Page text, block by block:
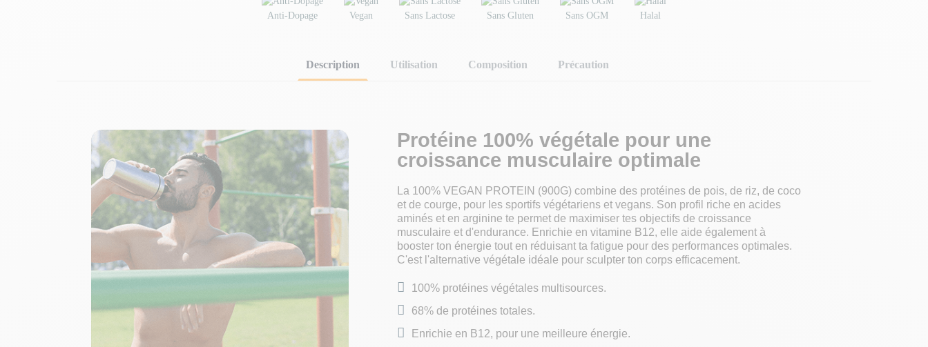
Anti-Dopage Vegan Sans Lactose Sans Gluten Sans OGM Halal
Description Utilisation Composition Précaution
Protéine 100% végétale pour une
croissance musculaire optimale
La 100% VEGAN PROTEIN (900G) combine des protéines de pois, de riz, de coco
et de courge, pour les sportifs végétariens et vegans. Son profil riche en acides
aminés et en arginine te permet de maximiser tes objectifs de croissance
musculaire et d'endurance. Enrichie en vitamine B12, elle aide également à
booster ton énergie tout en réduisant ta fatigue pour des performances optimales.
C'est l'alternative végétale idéale pour sculpter ton corps efficacement.
100% protéines végétales multisources.
68% de protéines totales.​
Enrichie en B12, pour une meilleure énergie.